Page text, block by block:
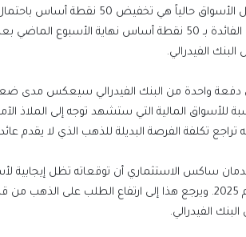
وقد تزايد احتمال خفض الفائدة بـ 50 نقطة أساس نهاية
الفيدرالي.
دفعة واحدة من البنك الفيدرالي سيعكس مدى
للأسواق المالية التي ستشهد توجه إلى الملاذ
تراجع تكلفة الفرصة البديلة للذهب الذي لا يقدم عائد
للأونصة بحلول بداية عام 2025. ويرجع هذا إلى ارتفاع
الفيدرالي.